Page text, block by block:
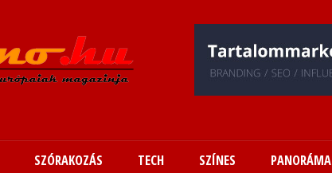
tartalomra
SZÓRAKOZÁS TECH SZÍNES PANORÁMA